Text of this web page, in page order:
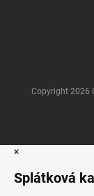
Copyright 2026
×
Splátková